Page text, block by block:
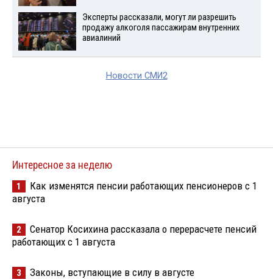
Эксперты рассказали, могут ли разрешить
продажу алкоголя пассажирам внутренних
авиалиний
Новости СМИ2
Интересное за неделю
1
Как изменятся пенсии работающих пенсионеров с 1
августа
2
Сенатор Косихина рассказала о перерасчете пенсий
работающих с 1 августа
3 Законы, вступающие в силу в августе